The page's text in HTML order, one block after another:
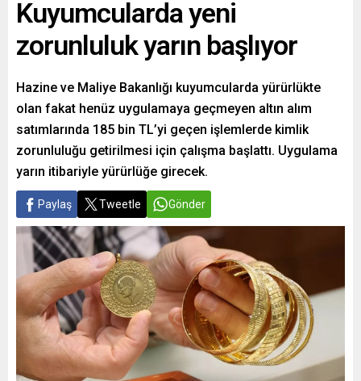
Kuyumcularda yeni
zorunluluk yarın başlıyor
Hazine ve Maliye Bakanlığı kuyumcularda yürürlükte
olan fakat henüz uygulamaya geçmeyen altın alım
satımlarında 185 bin TL’yi geçen işlemlerde kimlik
zorunluluğu getirilmesi için çalışma başlattı. Uygulama
yarın itibariyle yürürlüğe girecek.
Paylaş Tweetle Gönder